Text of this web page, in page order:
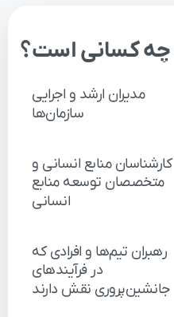
چهکسانیاست؟
مدیران ارشد و اجرایی
سازمان‌ها
کارشناسان منابع انسانی و
متخصصان توسعه منابع
انسانی
رهبران تیم‌ها و افرادی که
در فرآیندهای
جانشین‌پروری نقش دارند